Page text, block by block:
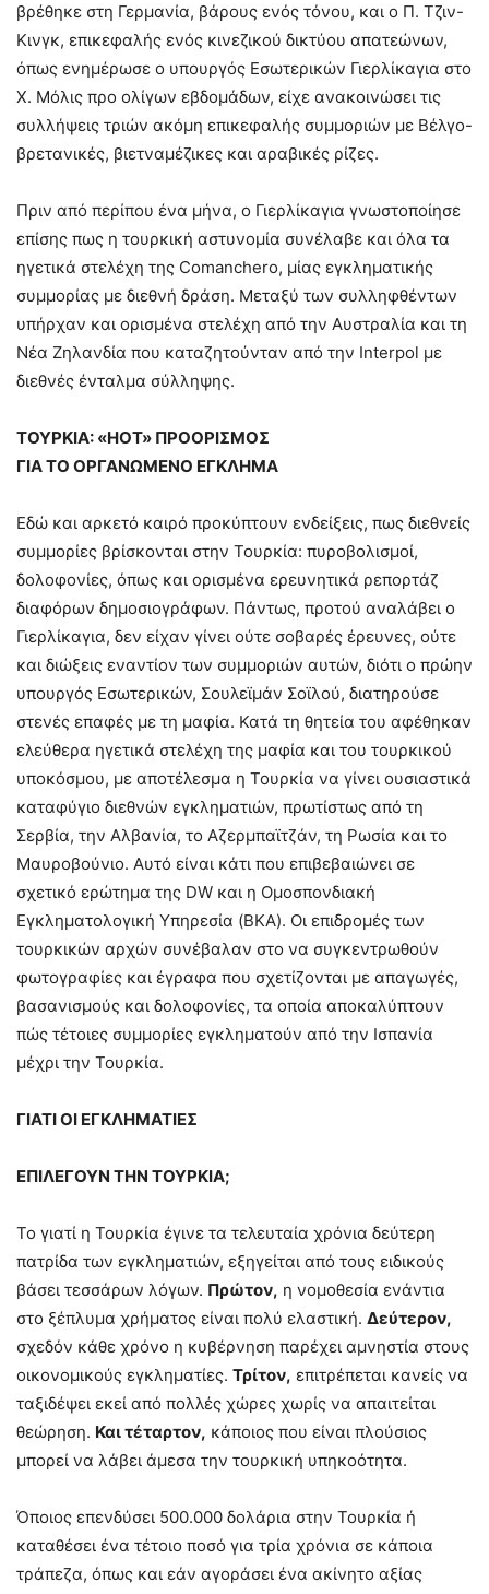
βρέθηκε στη Γερμανία, βάρους ενός τόνου, και ο Π. Τζιν-
Κινγκ, επικεφαλής ενός κινεζικού δικτύου απατεώνων,
όπως ενημέρωσε ο υπουργός Εσωτερικών Γιερλίκαγια στο
X. Μόλις προ ολίγων εβδομάδων, είχε ανακοινώσει τις
συλλήψεις τριών ακόμη επικεφαλής συμμοριών με Βέλγο-
βρετανικές, βιετναμέζικες και αραβικές ρίζες.
Πριν από περίπου ένα μήνα, ο Γιερλίκαγια γνωστοποίησε
επίσης πως η τουρκική αστυνομία συνέλαβε και όλα τα
ηγετικά στελέχη της Comanchero, μίας εγκληματικής
συμμορίας με διεθνή δράση. Μεταξύ των συλληφθέντων
υπήρχαν και ορισμένα στελέχη από την Αυστραλία και τη
Νέα Ζηλανδία που καταζητούνταν από την Interpol με
διεθνές ένταλμα σύλληψης.
ΤΟΥΡΚΙΑ: «HOT» ΠΡΟΟΡΙΣΜΟΣ
ΓΙΑ ΤΟ ΟΡΓΑΝΩΜΕΝΟ ΕΓΚΛΗΜΑ
Εδώ και αρκετό καιρό προκύπτουν ενδείξεις, πως διεθνείς
συμμορίες βρίσκονται στην Τουρκία: πυροβολισμοί,
δολοφονίες, όπως και ορισμένα ερευνητικά ρεπορτάζ
διαφόρων δημοσιογράφων. Πάντως, προτού αναλάβει ο
Γιερλίκαγια, δεν είχαν γίνει ούτε σοβαρές έρευνες, ούτε
και διώξεις εναντίον των συμμοριών αυτών, διότι ο πρώην
υπουργός Εσωτερικών, Σουλεϊμάν Σοϊλού, διατηρούσε
στενές επαφές με τη μαφία. Κατά τη θητεία του αφέθηκαν
ελεύθερα ηγετικά στελέχη της μαφία και του τουρκικού
υποκόσμου, με αποτέλεσμα η Τουρκία να γίνει ουσιαστικά
καταφύγιο διεθνών εγκληματιών, πρωτίστως από τη
Σερβία, την Αλβανία, το Αζερμπαϊτζάν, τη Ρωσία και το
Μαυροβούνιο. Αυτό είναι κάτι που επιβεβαιώνει σε
σχετικό ερώτημα της DW και η Ομοσπονδιακή
Εγκληματολογική Υπηρεσία (BKA). Οι επιδρομές των
τουρκικών αρχών συνέβαλαν στο να συγκεντρωθούν
φωτογραφίες και έγραφα που σχετίζονται με απαγωγές,
βασανισμούς και δολοφονίες, τα οποία αποκαλύπτουν
πώς τέτοιες συμμορίες εγκληματούν από την Ισπανία
μέχρι την Τουρκία.
ΓΙΑΤΙ ΟΙ ΕΓΚΛΗΜΑΤΙΕΣ
ΕΠΙΛΕΓΟΥΝ ΤΗΝ ΤΟΥΡΚΙΑ;
Το γιατί η Τουρκία έγινε τα τελευταία χρόνια δεύτερη
πατρίδα των εγκληματιών, εξηγείται από τους ειδικούς
βάσει τεσσάρων λόγων. Πρώτον, η νομοθεσία ενάντια
στο ξέπλυμα χρήματος είναι πολύ ελαστική. Δεύτερον,
σχεδόν κάθε χρόνο η κυβέρνηση παρέχει αμνηστία στους
οικονομικούς εγκληματίες. Τρίτον, επιτρέπεται κανείς να
ταξιδέψει εκεί από πολλές χώρες χωρίς να απαιτείται
θεώρηση. Και τέταρτον, κάποιος που είναι πλούσιος
μπορεί να λάβει άμεσα την τουρκική υπηκοότητα.
Όποιος επενδύσει 500.000 δολάρια στην Τουρκία ή
καταθέσει ένα τέτοιο ποσό για τρία χρόνια σε κάποια
τράπεζα, όπως και εάν αγοράσει ένα ακίνητο αξίας